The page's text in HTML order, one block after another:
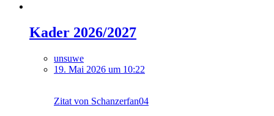
Kader 2026/2027
unsuwe
19. Mai 2026 um 10:22
Zitat von Schanzerfan04